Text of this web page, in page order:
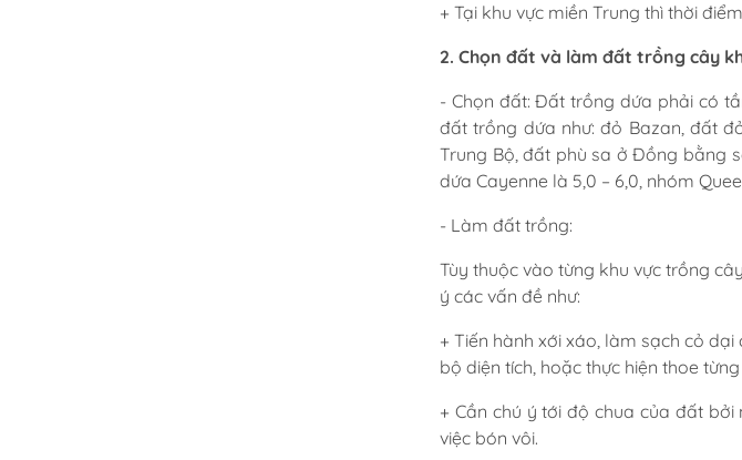
+ Tại khu vực miền Trung thì thời
2. Chọn đất và làm đất trồng cây
- Chọn đất: Đất trồng dứa phải có
đất trồng dứa như: đỏ Bazan, đất
Trung Bộ, đất phù sa ở Đồng bằng
dứa Cayenne là 5,0 – 6,0, nhóm
- Làm đất trồng:
Tùy thuộc vào từng khu vực trồng
ý các vấn đề như:
+ Tiến hành xới xáo, làm sạch cỏ
bộ diện tích, hoặc thực hiện thoe
+ Cần chú ý tới độ chua của đất
việc bón vôi.